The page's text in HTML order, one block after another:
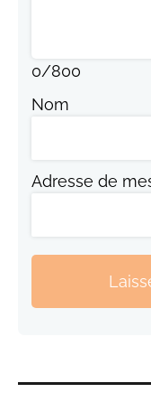
0/800
Nom
Adresse de